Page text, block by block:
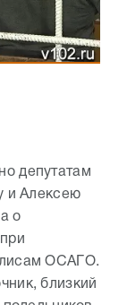
депутатам
и Алексею
о
ОСАГО.
близкий